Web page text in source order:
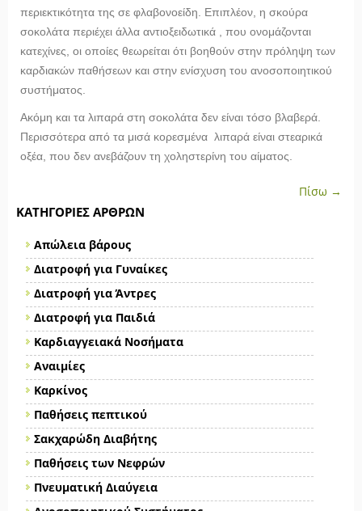
περιεκτικότητα της σε φλαβονοείδη. Επιπλέον, η σκούρα
σοκολάτα περιέχει άλλα αντιοξειδωτικά , που ονομάζονται
κατεχίνες, οι οποίες θεωρείται ότι βοηθούν στην πρόληψη των
καρδιακών παθήσεων και στην ενίσχυση του ανοσοποιητικού
συστήματος.
Ακόμη και τα λιπαρά στη σοκολάτα δεν είναι τόσο βλαβερά.
Περισσότερα από τα μισά κορεσμένα λιπαρά είναι στεαρικά
οξέα, που δεν ανεβάζουν τη χοληστερίνη του αίματος.
Πίσω →
ΚΑΤΗΓΟΡΊΕΣ ΆΡΘΡΩΝ
Απώλεια βάρους
Διατροφή για Γυναίκες
Διατροφή για Άντρες
Διατροφή για Παιδιά
Καρδιαγγειακά Νοσήματα
Αναιμίες
Καρκίνος
Παθήσεις πεπτικού
Σακχαρώδη Διαβήτης
Παθήσεις των Νεφρών
Πνευματική Διαύγεια